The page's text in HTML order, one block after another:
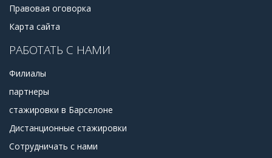
Правовая оговорка
Карта сайта
РАБОТАТЬ С НАМИ
Филиалы
партнеры
стажировки в Барселоне
Дистанционные стажировки
Сотрудничать с нами